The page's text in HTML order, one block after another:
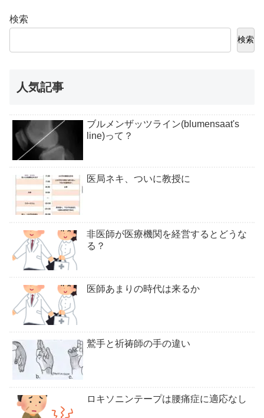
検索
検索
人気記事
ブルメンザッツライン(blumensaat's
line)って？
医局ネキ、ついに教授に
非医師が医療機関を経営するとどうな
る？
医師あまりの時代は来るか
鷲手と祈祷師の手の違い
ロキソニンテープは腰痛症に適応なし